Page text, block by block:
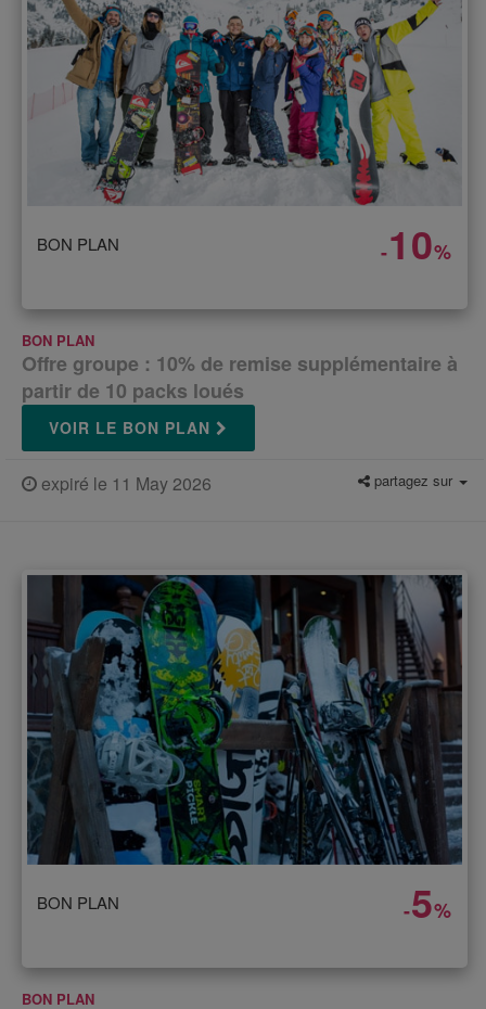
BON PLAN -10%
BON PLAN
Offre groupe : 10% de remise supplémentaire à
partir de 10 packs loués
VOIR LE BON PLAN
expiré le 11 May 2026 partagez sur
BON PLAN -5%
BON PLAN